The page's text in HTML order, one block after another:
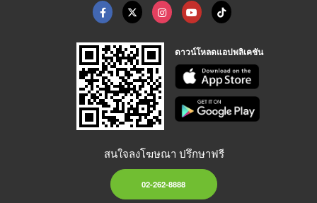
ดาวน์โหลดแอปพลิเคชัน
สนใจลงโฆษณา ปรึกษาฟรี
02-262-8888